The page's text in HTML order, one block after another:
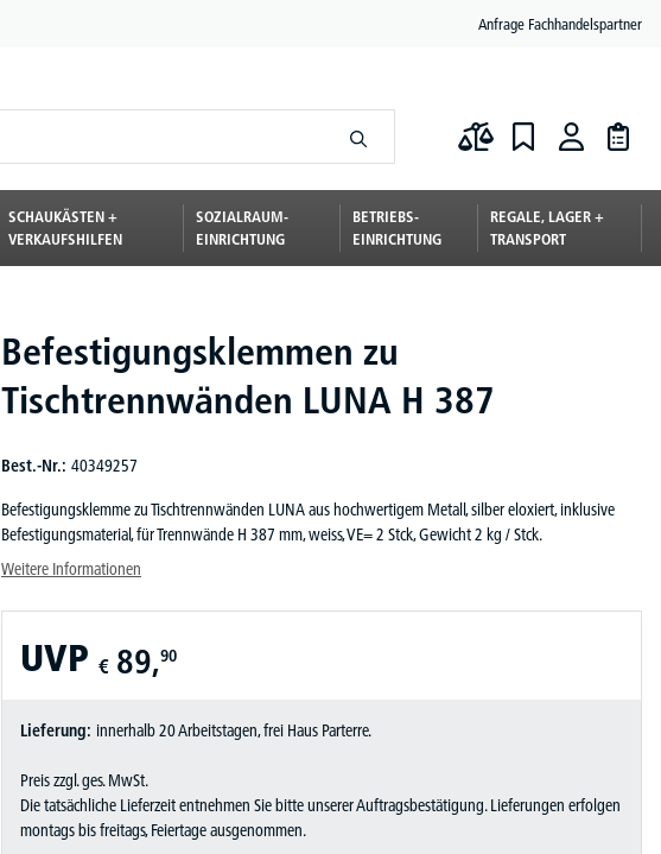
Anfrage Fachhandelspartner
SCHAUKÄSTEN +
VERKAUFSHILFEN
SOZIALRAUM-
EINRICHTUNG
BETRIEBS-
EINRICHTUNG
REGALE, LAGER +
TRANSPORT
Befestigungsklemmen zu
Tischtrennwänden LUNA H 387
Best.-Nr.: 40349257
Befestigungsklemme zu Tischtrennwänden LUNA aus hochwertigem Metall, silber eloxiert, inklusive
Befestigungsmaterial, für Trennwände H 387 mm, weiss, VE= 2 Stck, Gewicht 2 kg / Stck.
Weitere Informationen
UVP € 89,90
Lieferung: innerhalb 20 Arbeitstagen, frei Haus Parterre.
Preis zzgl. ges. MwSt.
Die tatsächliche Lieferzeit entnehmen Sie bitte unserer Auftragsbestätigung. Lieferungen erfolgen
montags bis freitags, Feiertage ausgenommen.